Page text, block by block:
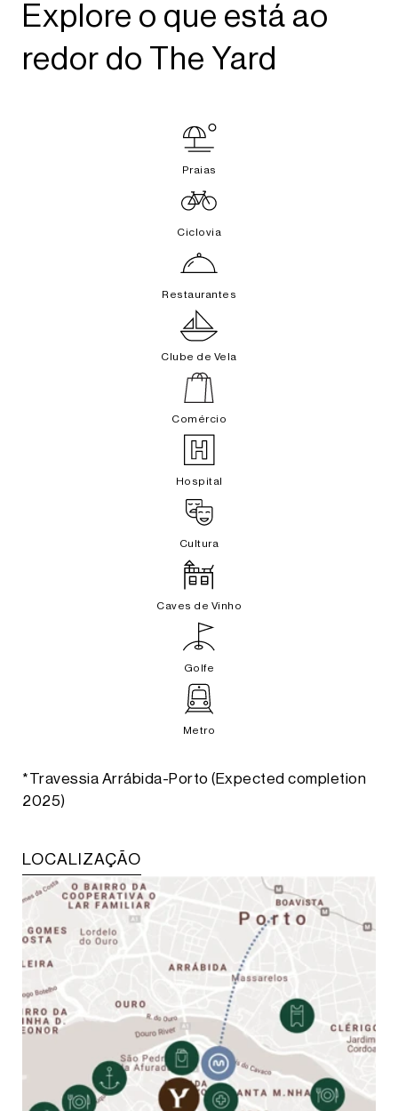
Explore o que está ao
redor do The Yard
Praias
Ciclovia
Restaurantes
Clube de Vela
Comércio
Hospital
Cultura
Caves de Vinho
Golfe
Metro
*Travessia Arrábida-Porto (Expected completion
2025)
LOCALIZAÇÃO